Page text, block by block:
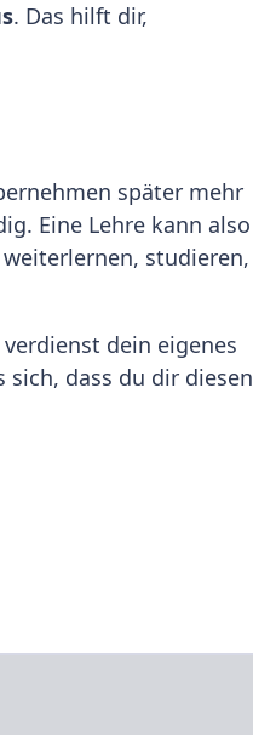
. Das hilft dir,
später mehr
Eine Lehre kann also
weiterlernen, studieren,
dein eigenes
sich, dass du dir diesen